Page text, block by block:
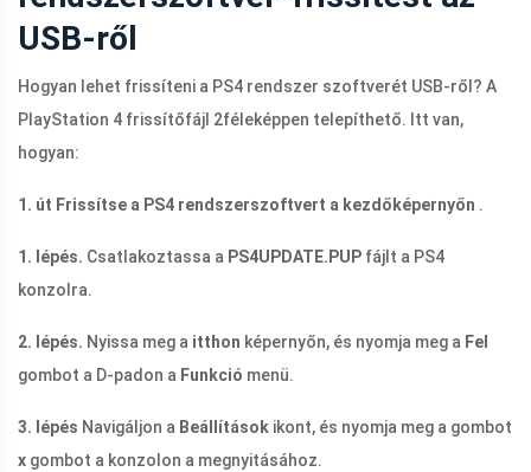
USB-ről
Hogyan lehet frissíteni a PS4 rendszer szoftverét USB-ről? A
PlayStation 4 frissítőfájl 2féleképpen telepíthető. Itt van,
hogyan:
1. út Frissítse a PS4 rendszerszoftvert a kezdőképernyőn .
1. lépés. Csatlakoztassa a PS4UPDATE.PUP fájlt a PS4
konzolra.
2. lépés. Nyissa meg a itthon képernyőn, és nyomja meg a Fel
gombot a D-padon a Funkció menü.
3. lépés Navigáljon a Beállítások ikont, és nyomja meg a gombot
x gombot a konzolon a megnyitásához.